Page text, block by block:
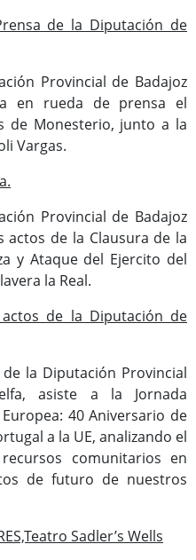
de la Diputación de
Provincial de Badajoz
en rueda de prensa el
de Monesterio, junto a la
Vargas.
Provincial de Badajoz
actos de la Clausura de la
y Ataque del Ejercito del
la Real.
actos de la Diputación de
la Diputación Provincial
asiste a la Jornada
40 Aniversario de
a la UE, analizando el
comunitarios en
de futuro de nuestros
Sadler’s Wells